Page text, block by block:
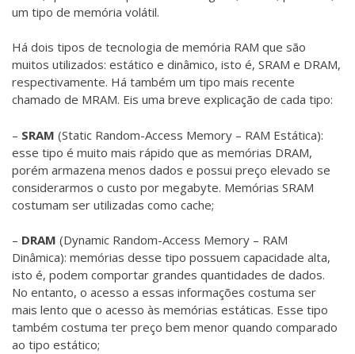
um tipo de memória volátil.
Há dois tipos de tecnologia de memória RAM que são
muitos utilizados: estático e dinâmico, isto é, SRAM e DRAM,
respectivamente. Há também um tipo mais recente
chamado de MRAM. Eis uma breve explicação de cada tipo:
– SRAM (Static Random-Access Memory – RAM Estática):
esse tipo é muito mais rápido que as memórias DRAM,
porém armazena menos dados e possui preço elevado se
considerarmos o custo por megabyte. Memórias SRAM
costumam ser utilizadas como cache;
– DRAM (Dynamic Random-Access Memory – RAM
Dinâmica): memórias desse tipo possuem capacidade alta,
isto é, podem comportar grandes quantidades de dados.
No entanto, o acesso a essas informações costuma ser
mais lento que o acesso às memórias estáticas. Esse tipo
também costuma ter preço bem menor quando comparado
ao tipo estático;